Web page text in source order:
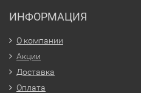
ИНФОРМАЦИЯ
О компании
Акции
Доставка
Оплата